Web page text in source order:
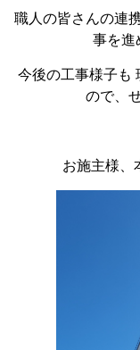
職人の皆さんの連
事を進
今後の工事様子も
ので、
お施主様、